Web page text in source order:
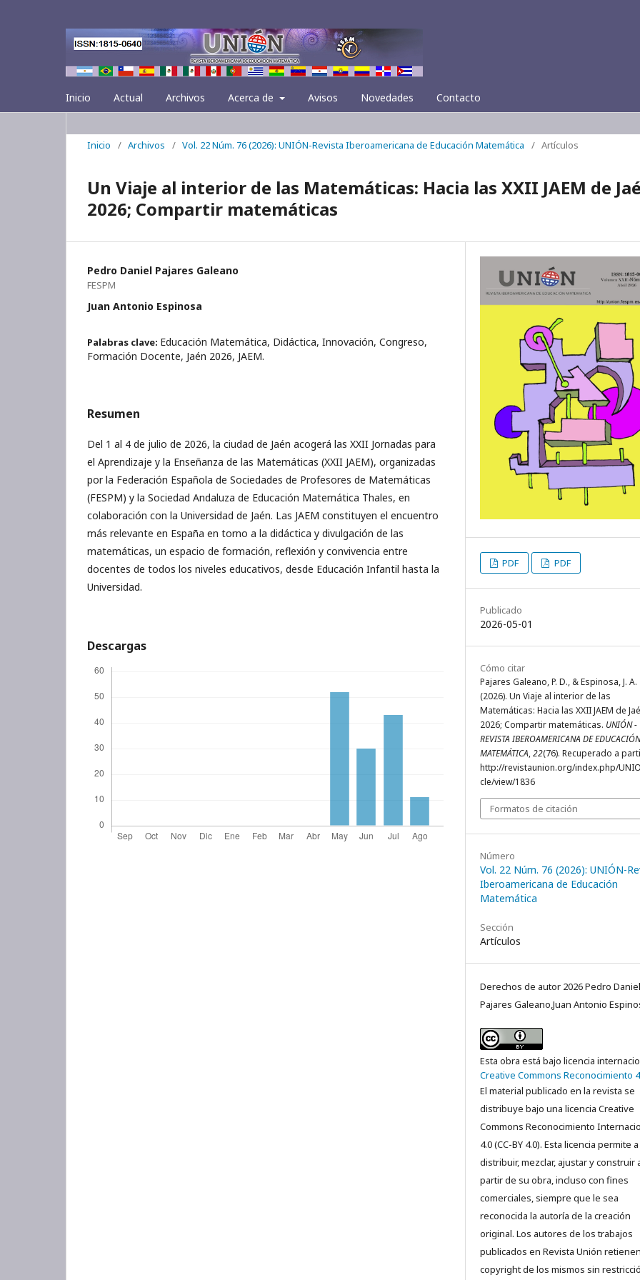
Inicio Actual Archivos Acerca de Avisos Novedades Contacto
Inicio / Archivos / Vol. 22 Núm. 76 (2026): UNIÓN-Revista Iberoamericana de Educación Matemática / Artículos
Un Viaje al interior de las Matemáticas: Hacia las XXII JAEM de
2026; Compartir matemáticas
Pedro Daniel Pajares Galeano
FESPM
Juan Antonio Espinosa
Palabras clave: Educación Matemática, Didáctica, Innovación, Congreso,
Formación Docente, Jaén 2026, JAEM.
Resumen
Del 1 al 4 de julio de 2026, la ciudad de Jaén acogerá las XXII Jornadas para
el Aprendizaje y la Enseñanza de las Matemáticas (XXII JAEM), organizadas
por la Federación Española de Sociedades de Profesores de Matemáticas
(FESPM) y la Sociedad Andaluza de Educación Matemática Thales, en
colaboración con la Universidad de Jaén. Las JAEM constituyen el encuentro
más relevante en España en torno a la didáctica y divulgación de las
matemáticas, un espacio de formación, reflexión y convivencia entre
docentes de todos los niveles educativos, desde Educación Infantil hasta la
Universidad.
Descargas
PDF PDF
Publicado
2026-05-01
Cómo citar
Pajares Galeano, P. D., & Espinosa, J. A.
(2026). Un Viaje al interior de las
Matemáticas: Hacia las XXII JAEM de
2026; Compartir matemáticas. UNIÓN -
REVISTA IBEROAMERICANA DE EDUCACIÓN
MATEMÁTICA,22(76). Recuperado a
http://revistaunion.org/index.php/
cle/view/1836
Formatos de citación
Número
Vol. 22 Núm. 76 (2026): UNIÓN-
Iberoamericana de Educación
Matemática
Sección
Artículos
Derechos de autor 2026 Pedro Daniel
Pajares Galeano,Juan Antonio
Esta obra está bajo licencia
Creative Commons Reconocimiento
El material publicado en la revista se
distribuye bajo una licencia Creative
Commons Reconocimiento
4.0 (CC-BY 4.0). Esta licencia permite
distribuir, mezclar, ajustar y construir
partir de su obra, incluso con fines
comerciales, siempre que le sea
reconocida la autoría de la creación
original. Los autores de los trabajos
publicados en Revista Unión
copyright de los mismos sin